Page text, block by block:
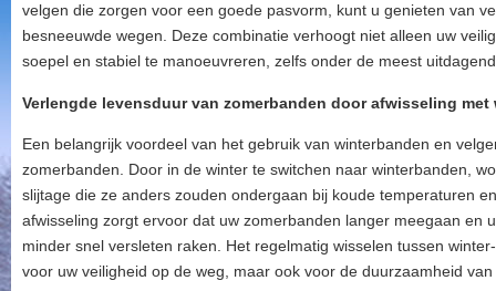
velgen die zorgen voor een goede pasvorm, kunt u genieten van
besneeuwde wegen. Deze combinatie verhoogt niet alleen uw
soepel en stabiel te manoeuvreren, zelfs onder de meest
Verlengde levensduur van zomerbanden door afwisseling met
Een belangrijk voordeel van het gebruik van winterbanden en
zomerbanden. Door in de winter te switchen naar winterbanden,
slijtage die ze anders zouden ondergaan bij koude temperaturen
afwisseling zorgt ervoor dat uw zomerbanden langer meegaan en
minder snel versleten raken. Het regelmatig wisselen tussen
voor uw veiligheid op de weg, maar ook voor de duurzaamheid